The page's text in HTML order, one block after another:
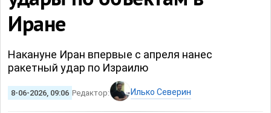
Иране
Накануне Иран впервые с апреля нанес
ракетный удар по Израилю
8-06-2026, 09:06 Редактор: Илько Северин